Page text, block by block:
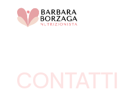
Skip
CONTATTI